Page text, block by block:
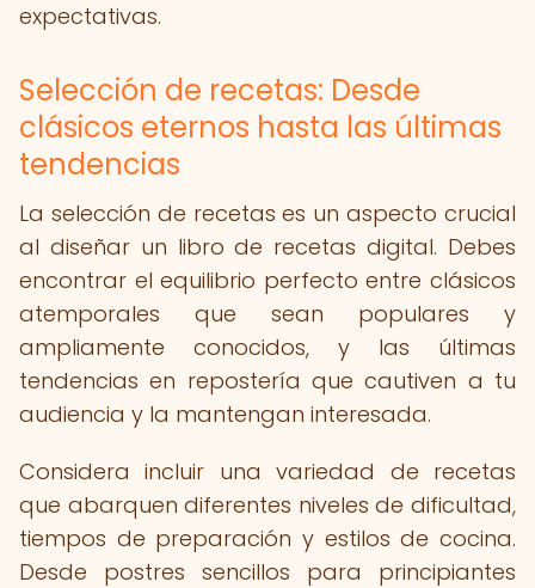
expectativas.
Selección de recetas: Desde
clásicos eternos hasta las últimas
tendencias
La selección de recetas es un aspecto crucial
al diseñar un libro de recetas digital. Debes
encontrar el equilibrio perfecto entre clásicos
atemporales que sean populares y
ampliamente conocidos, y las últimas
tendencias en repostería que cautiven a tu
audiencia y la mantengan interesada.
Considera incluir una variedad de recetas
que abarquen diferentes niveles de dificultad,
tiempos de preparación y estilos de cocina.
Desde postres sencillos para principiantes